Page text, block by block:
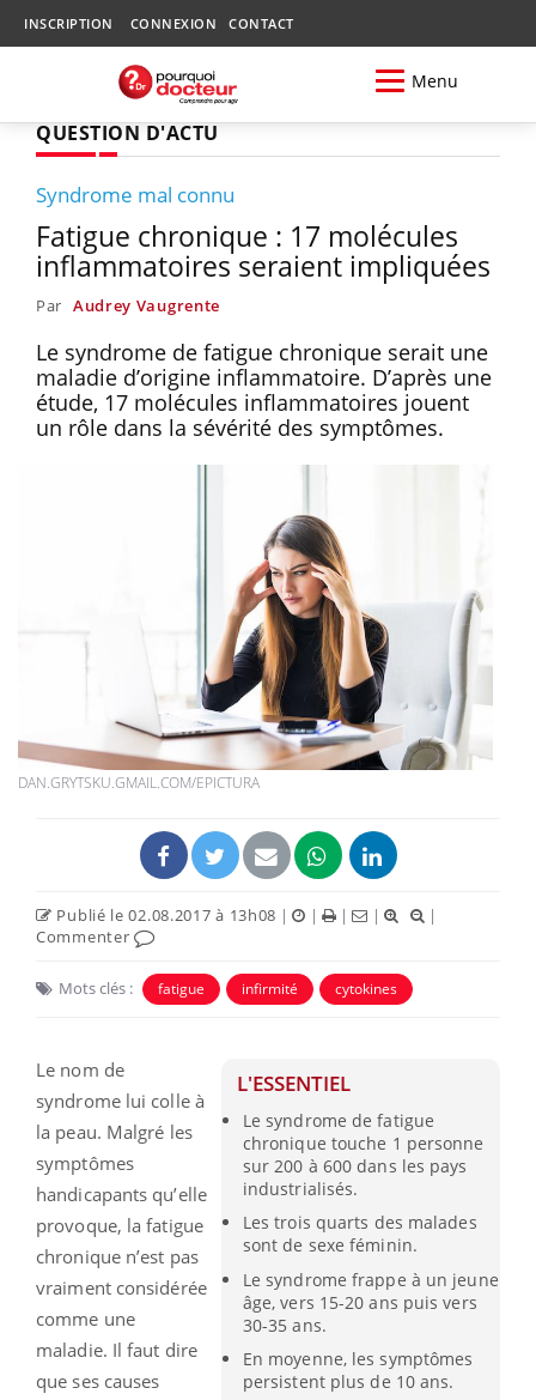
INSCRIPTION CONNEXION CONTACT
Menu
QUESTION D'ACTU
Syndrome mal connu
Fatigue chronique : 17 molécules
inflammatoires seraient impliquées
Par Audrey Vaugrente
Le syndrome de fatigue chronique serait une
maladie d’origine inflammatoire. D’après une
étude, 17 molécules inflammatoires jouent
un rôle dans la sévérité des symptômes.
DAN.GRYTSKU.GMAIL.COM/EPICTURA
Publié le 02.08.2017 à 13h08 | | | |
|
Commenter
Mots clés : fatigue infirmité cytokines
L'ESSENTIEL
Le syndrome de fatigue
chronique touche 1 personne
sur 200 à 600 dans les pays
industrialisés.
Les trois quarts des malades
sont de sexe féminin.
Le syndrome frappe à un jeune
âge, vers 15-20 ans puis vers
30-35 ans.
En moyenne, les symptômes
persistent plus de 10 ans.
Le nom de
syndrome lui colle à
la peau. Malgré les
symptômes
handicapants qu’elle
provoque, la fatigue
chronique n’est pas
vraiment considérée
comme une
maladie. Il faut dire
que ses causes